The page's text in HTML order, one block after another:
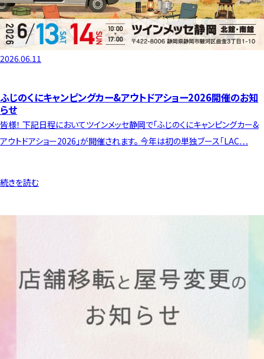
2026.06.11
ふじのくにキャンピングカー&アウトドアショー2026開催のお知
らせ
皆様！ 下記日程においてツインメッセ静岡で「ふじのくにキャンピングカー&
アウトドアショー2026」が開催されます。 今年は初の単独ブース「LAC…
続きを読む